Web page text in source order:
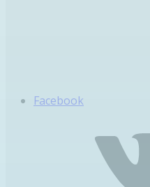
Facebook